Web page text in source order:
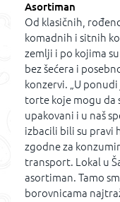
Asortiman
Od klasičnih,
komadnih i sitnih
zemlji i po kojima
bez šećera i
konzervi. „U
torte koje mogu da
upakovani i u naš
izbacili bili su pravi
zgodne za
transport. Lokal u
asortiman. Tamo
borovnicama